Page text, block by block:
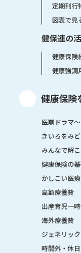
定期刊行
図表で見
健保連の
健康保険
健康強調
健康保険
医崩ドラマ
きいろをみ
みんなで解
健康保険の
かしこい医
高額療養費
出産育児一
海外療養費
ジェネリッ
時間外・休